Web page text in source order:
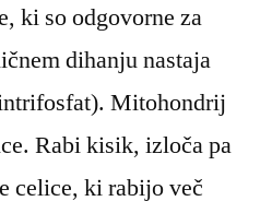
ki so odgovorne za
dihanju nastaja
Mitohondrij
Rabi kisik, izloča pa
celice, ki rabijo več